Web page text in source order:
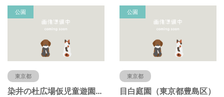
公園
東京都
染井の杜広場仮児童遊園（東京都豊島区）
公園
東京都
目白庭園（東京都豊島区）